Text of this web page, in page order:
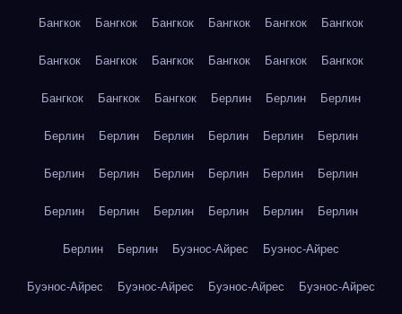
Бангкок Бангкок Бангкок Бангкок Бангкок Бангкок
Бангкок Бангкок Бангкок Бангкок Бангкок Бангкок
Бангкок Бангкок Бангкок Берлин Берлин Берлин
Берлин Берлин Берлин Берлин Берлин Берлин
Берлин Берлин Берлин Берлин Берлин Берлин
Берлин Берлин Берлин Берлин Берлин Берлин
Берлин Берлин Буэнос-Айрес Буэнос-Айрес
Буэнос-Айрес Буэнос-Айрес Буэнос-Айрес Буэнос-Айрес